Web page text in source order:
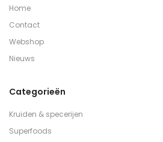
Home
Contact
Webshop
Nieuws
Categorieën
Kruiden & specerijen
Superfoods